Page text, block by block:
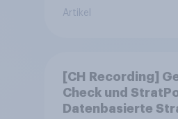
Artikel
[CH Recording]
Check und
Datenbasierte